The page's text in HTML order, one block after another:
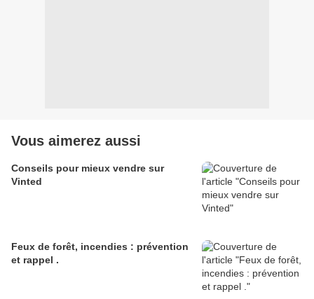
Vous aimerez aussi
Conseils pour mieux vendre sur
Vinted
Feux de forêt, incendies : prévention
et rappel .